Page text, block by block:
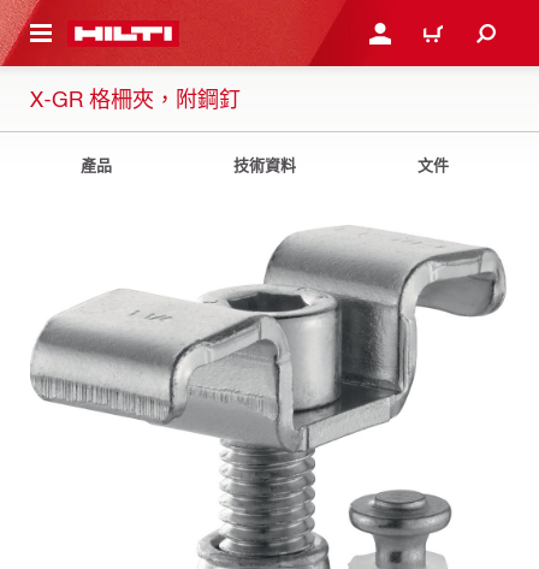
主要內容 登入或註冊購物車
X-GR 格柵夾，附鋼釘
產品 技術資料 文件